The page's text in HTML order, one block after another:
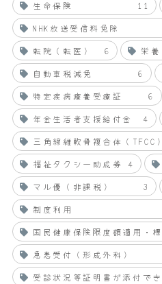
生命保険 11
NHK放送受信料免除
転院（転医）
6 栄養
自動車税減免
6
特定疾病療養受療証
6
年金生活者支援給付金
4
三角線維軟骨複合体（TFCC
福祉タクシー助成券
4
マル優（非課税）
3
制度利用
国民健康保険限度額適用・
急患受付（形成外科）
受診状況等証明書が添付で